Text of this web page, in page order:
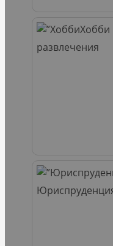
Хобби
развлечения